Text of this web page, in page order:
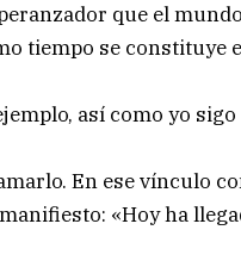
que el
tiempo se constituye
así como yo
En ese vínculo
«Hoy ha